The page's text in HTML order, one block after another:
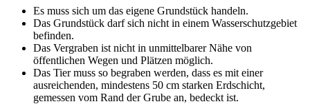
Es muss sich um das eigene Grundstück handeln.
Das Grundstück darf sich nicht in einem Wasserschutzgebiet
befinden.
Das Vergraben ist nicht in unmittelbarer Nähe von
öffentlichen Wegen und Plätzen möglich.
Das Tier muss so begraben werden, dass es mit einer
ausreichenden, mindestens 50 cm starken Erdschicht,
gemessen vom Rand der Grube an, bedeckt ist.